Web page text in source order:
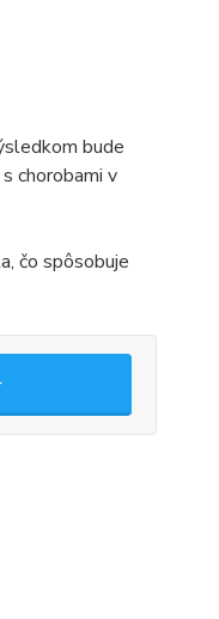
bude
chorobami v
čo spôsobuje